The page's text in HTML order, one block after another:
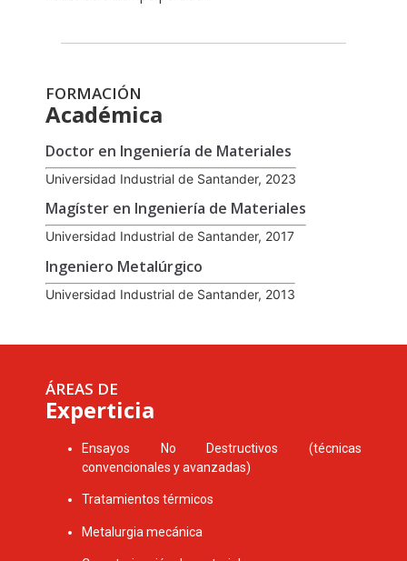
FORMACIÓN
Académica
Doctor en Ingeniería de Materiales
Universidad Industrial de Santander, 2023
Magíster en Ingeniería de Materiales
Universidad Industrial de Santander, 2017
Ingeniero Metalúrgico
Universidad Industrial de Santander, 2013
ÁREAS DE
Experticia
Ensayos No Destructivos (técnicas
convencionales y avanzadas)
Tratamientos térmicos
Metalurgia mecánica